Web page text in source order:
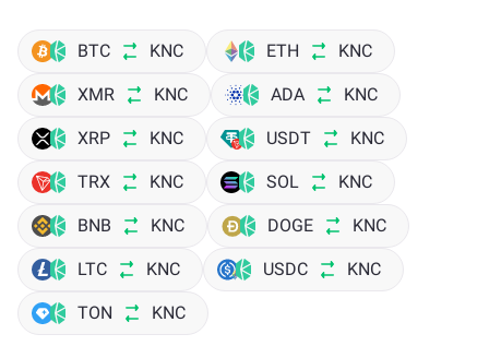
BTC KNC ETH KNC
XMR KNC ADA KNC
XRP KNC USDT KNC
TRX KNC SOL KNC
BNB KNC DOGE KNC
LTC KNC USDC KNC
TON KNC